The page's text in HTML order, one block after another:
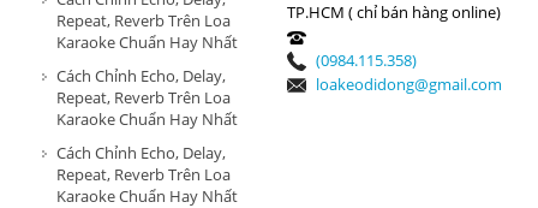
Repeat, Reverb Trên Loa
Karaoke Chuẩn Hay Nhất
Cách Chỉnh Echo, Delay,
Repeat, Reverb Trên Loa
Karaoke Chuẩn Hay Nhất
Cách Chỉnh Echo, Delay,
Repeat, Reverb Trên Loa
Karaoke Chuẩn Hay Nhất
TP.HCM ( chỉ bán hàng online)
(0984.115.358)
loakeodidong@gmail.com